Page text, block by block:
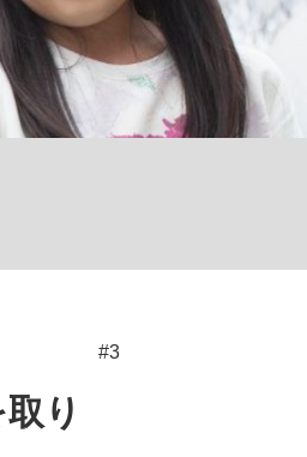
日本代表“敗戦”の真実 選手が明か
#3
り